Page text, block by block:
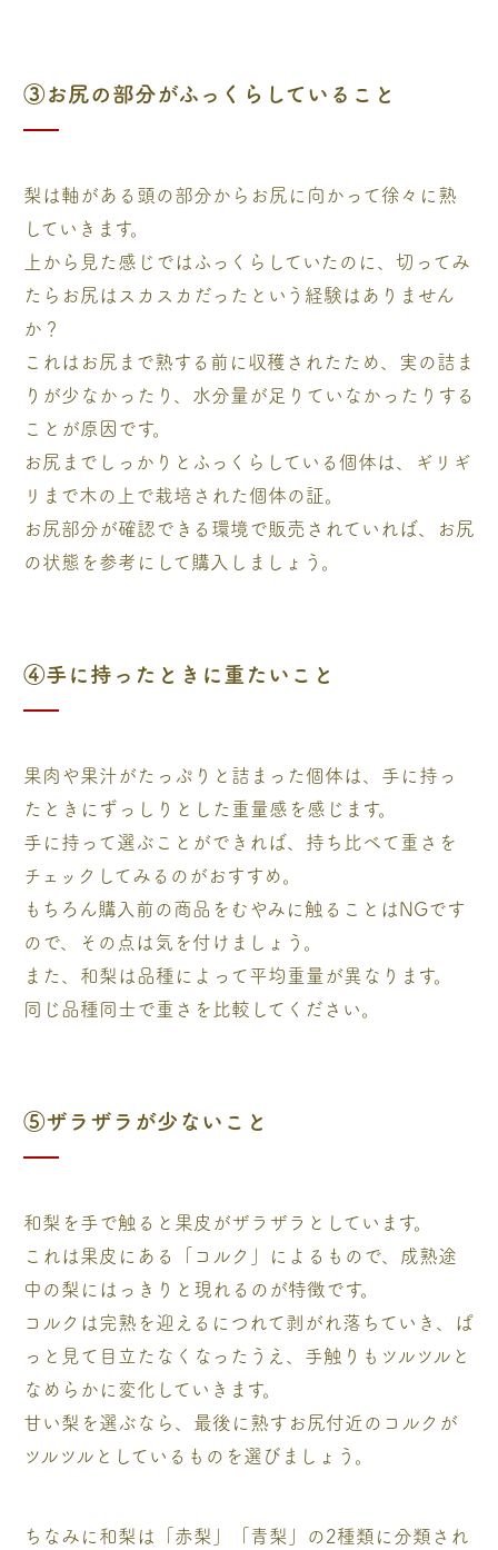
③お尻の部分がふっくらしていること
梨は軸がある頭の部分からお尻に向かって徐々に熟
していきます。
上から見た感じではふっくらしていたのに、切ってみ
たらお尻はスカスカだったという経験はありません
か？
これはお尻まで熟する前に収穫されたため、実の詰ま
りが少なかったり、水分量が足りていなかったりする
ことが原因です。
お尻までしっかりとふっくらしている個体は、ギリギ
リまで木の上で栽培された個体の証。
お尻部分が確認できる環境で販売されていれば、お尻
の状態を参考にして購入しましょう。
④手に持ったときに重たいこと
果肉や果汁がたっぷりと詰まった個体は、手に持っ
たときにずっしりとした重量感を感じます。
手に持って選ぶことができれば、持ち比べて重さを
チェックしてみるのがおすすめ。
もちろん購入前の商品をむやみに触ることはNGです
ので、その点は気を付けましょう。
また、和梨は品種によって平均重量が異なります。
同じ品種同士で重さを比較してください。
⑤ザラザラが少ないこと
和梨を手で触ると果皮がザラザラとしています。
これは果皮にある「コルク」によるもので、成熟途
中の梨にはっきりと現れるのが特徴です。
コルクは完熟を迎えるにつれて剥がれ落ちていき、ぱ
っと見て目立たなくなったうえ、手触りもツルツルと
なめらかに変化していきます。
甘い梨を選ぶなら、最後に熟すお尻付近のコルクが
ツルツルとしているものを選びましょう。
ちなみに和梨は「赤梨」「青梨」の2種類に分類され